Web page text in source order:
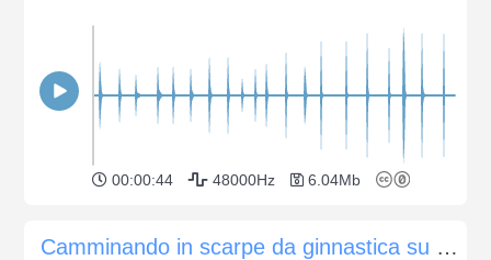
00:00:44 48000Hz 6.04Mb
Camminando in scarpe da ginnastica su un terrapieno di ghiaia